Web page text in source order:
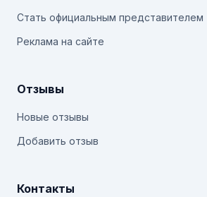
Стать официальным представителем
Реклама на сайте
Отзывы
Новые отзывы
Добавить отзыв
Контакты